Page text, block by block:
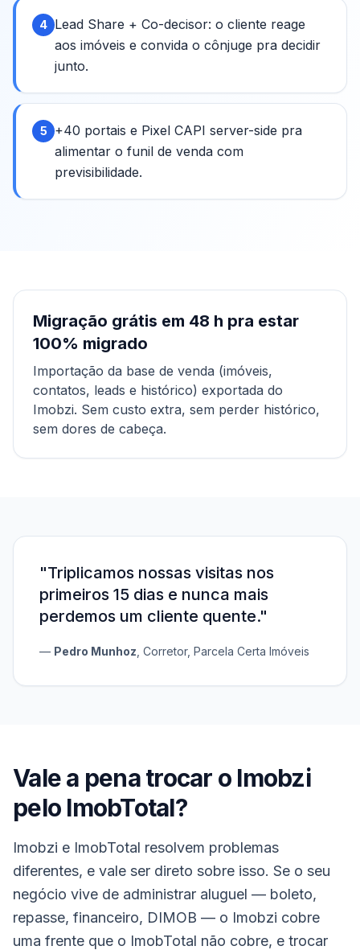
4 Lead Share + Co-decisor: o cliente reage
aos imóveis e convida o cônjuge pra decidir
junto.
5
+40 portais e Pixel CAPI server-side pra
alimentar o funil de venda com
previsibilidade.
Migração grátis em 48 h pra estar
100% migrado
Importação da base de venda (imóveis,
contatos, leads e histórico) exportada do
Imobzi. Sem custo extra, sem perder histórico,
sem dores de cabeça.
"Triplicamos nossas visitas nos
primeiros 15 dias e nunca mais
perdemos um cliente quente."
— Pedro Munhoz Corretor, Parcela Certa Imóveis
Vale a pena trocar o Imobzi
pelo ImobTotal?
Imobzi e ImobTotal resolvem problemas
diferentes, e vale ser direto sobre isso. Se o seu
negócio vive de administrar aluguel — boleto,
repasse, financeiro, DIMOB — o Imobzi cobre
uma frente que o ImobTotal não cobre, e trocar